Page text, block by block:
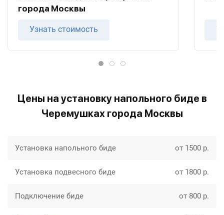
города Москвы
Узнать стоимость
Цены на установку напольного биде в
Черемушках города Москвы
Установка напольного биде от 1500 р.
Установка подвесного биде от 1800 р.
Подключение биде от 800 р.